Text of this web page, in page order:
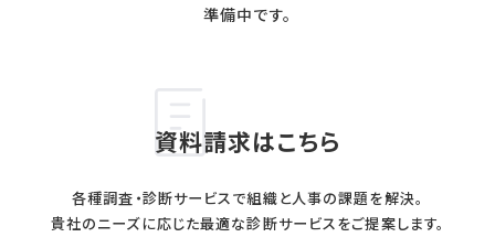
SERVICE
人事アナリシスレポート®
人材アセスメント
モチベーションサーベイ
人事制度運用
関連制度設計
準備中です。
資料請求はこちら
各種調査・診断サービスで組織と人事の課題を解決。
貴社のニーズに応じた最適な診断サービスをご提案します。